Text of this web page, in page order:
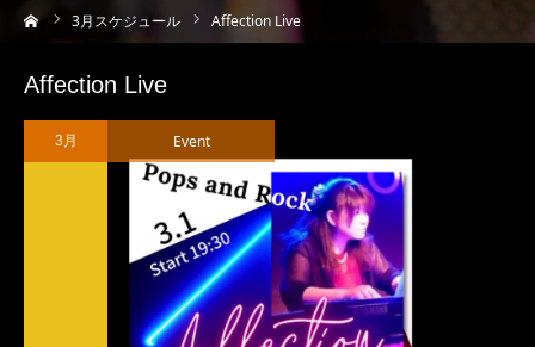
3月スケジュール Affection Live
Affection Live
3月 Event